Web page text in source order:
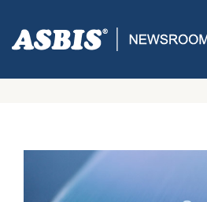
ASBIS CROATIA> SUPPLIERS >
SEAGATEOV ULTRA TANAK TVRDI